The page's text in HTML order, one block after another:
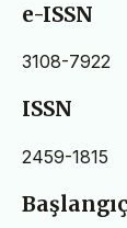
e-ISSN
3108-7922
ISSN
2459-1815
Başlangıç